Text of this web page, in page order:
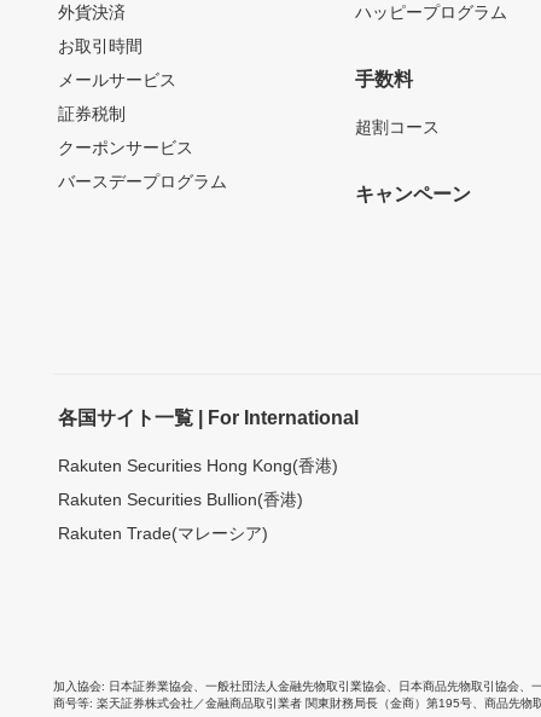
外貨決済
お取引時間
メールサービス
証券税制
クーポンサービス
バースデープログラム
ハッピープログラム
手数料
超割コース
キャンペーン
各国サイト一覧 | For International
Rakuten Securities Hong Kong(香港)
Rakuten Securities Bullion(香港)
Rakuten Trade(マレーシア)
加入協会 日本証券業協会 一般社団法人金融先物取引業協会 日本商品先物取引協会
商号等 楽天証券株式会社／金融商品取引業者 関東財務局長（金商）第195号、商品先物